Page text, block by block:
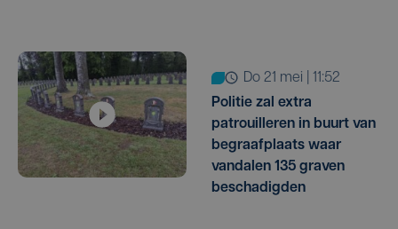
do 21 mei | 11:52
Politie zal extra
patrouilleren in buurt van
begraafplaats waar
vandalen 135 graven
beschadigden